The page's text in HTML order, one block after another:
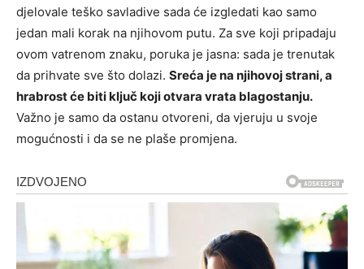
djelovale teško savladive sada će izgledati kao samo
jedan mali korak na njihovom putu. Za sve koji pripadaju
ovom vatrenom znaku, poruka je jasna: sada je trenutak
da prihvate sve što dolazi. Sreća je na njihovoj strani, a
hrabrost će biti ključ koji otvara vrata blagostanju.
Važno je samo da ostanu otvoreni, da vjeruju u svoje
mogućnosti i da se ne plaše promjena.